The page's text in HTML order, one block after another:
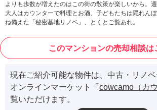
よりも歩数が増えたのはこの街の散策が楽しいから。
大人はカウンターで料理とお酒、子どもたちは隠れん
ね備えた「秘密基地リノベ」、とくとご覧あれ。
このマンションの売却相談は
現在ご紹介可能な物件は、中古・リノ
オンラインマーケット「 cowcamo（カウ
覧いただけます。